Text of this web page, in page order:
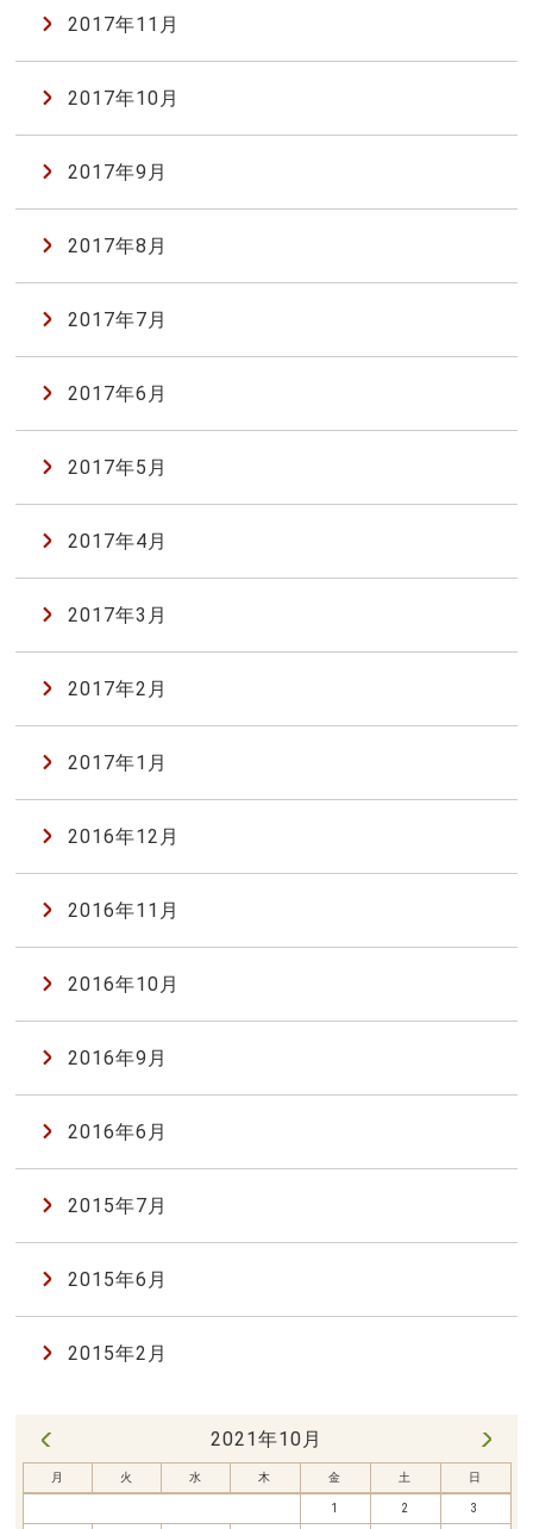
2017年11月
2017年10月
2017年9月
2017年8月
2017年7月
2017年6月
2017年5月
2017年4月
2017年3月
2017年2月
2017年1月
2016年12月
2016年11月
2016年10月
2016年9月
2016年6月
2015年7月
2015年6月
2015年2月
2021年10月
月 火 水 木 金 土 日
1 2 3